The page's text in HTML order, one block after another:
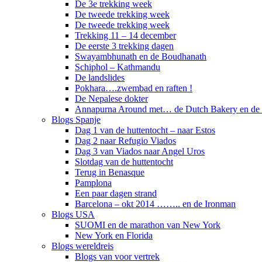
De 3e trekking week
De tweede trekking week
De tweede trekking week
Trekking 11 – 14 december
De eerste 3 trekking dagen
Swayambhunath en de Boudhanath
Schiphol – Kathmandu
De landslides
Pokhara….zwembad en raften !
De Nepalese dokter
Annapurna Around met… de Dutch Bakery en de
Blogs Spanje
Dag 1 van de huttentocht – naar Estos
Dag 2 naar Refugio Viados
Dag 3 van Viados naar Angel Uros
Slotdag van de huttentocht
Terug in Benasque
Pamplona
Een paar dagen strand
Barcelona – okt 2014 …….. en de Ironman
Blogs USA
SUOMI en de marathon van New York
New York en Florida
Blogs wereldreis
Blogs van voor vertrek